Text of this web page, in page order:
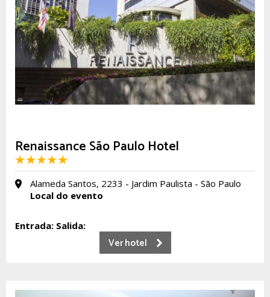
Renaissance São Paulo Hotel
Alameda Santos, 2233 - Jardim Paulista - São Paulo
Local do evento
Entrada: Salida:
Ver hotel